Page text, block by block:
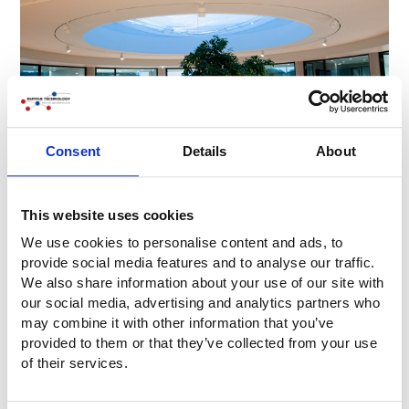
Consent Details About
This website uses cookies
We use cookies to personalise content and ads, to
provide social media features and to analyse our traffic.
We also share information about your use of our site with
our social media, advertising and analytics partners who
may combine it with other information that you’ve
provided to them or that they’ve collected from your use
of their services.
Dati del progetto Cupola in ETFE
Dimensioni:
Diametro 7 metri
Materiale:
Foglio ETFE, 4 strati (3 camere d'aria)
Stampa:
1 strato con motivo a punti, copertura
del 65%.
Valore g:
0,36
Valore U: